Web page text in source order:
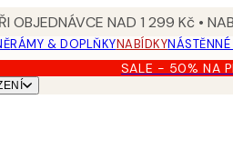
OBJEDNÁVCE NAD 1 299 Kč •
RÁMY & DOPLŇKYNABÍDKY
SALE - 50% NA